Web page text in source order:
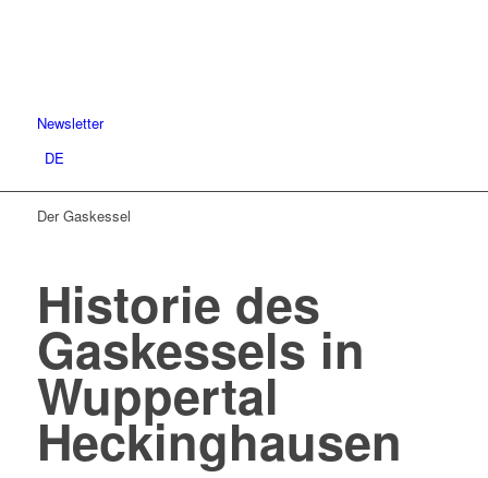
Newsletter
DE
Der Gaskessel
Historie des
Gaskessels in
Wuppertal
Heckinghausen